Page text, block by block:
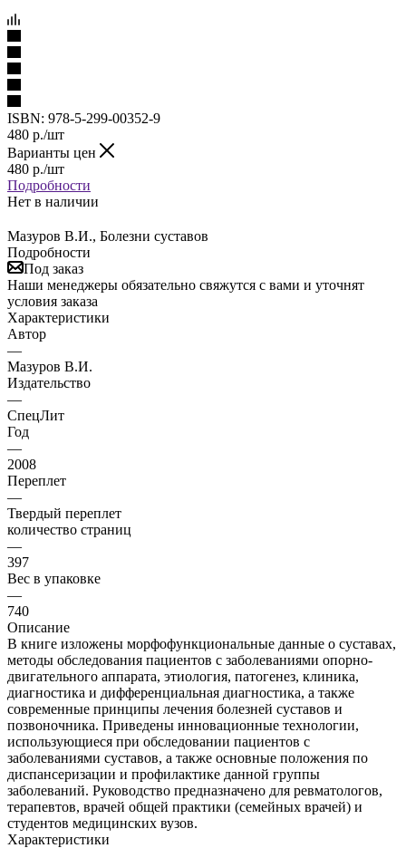
ISBN: 978-5-299-00352-9
480 р./шт
Варианты цен
480 р./шт
Подробности
Нет в наличии
Мазуров В.И., Болезни суставов
Подробности
Под заказ
Наши менеджеры обязательно свяжутся с вами и уточнят
условия заказа
Характеристики
Автор
—
Мазуров В.И.
Издательство
—
СпецЛит
Год
—
2008
Переплет
—
Твердый переплет
количество страниц
—
397
Вес в упаковке
—
740
Описание
В книге изложены морфофункциональные данные о суставах,
методы обследования пациентов с заболеваниями опорно-
двигательного аппарата, этиология, патогенез, клиника,
диагностика и дифференциальная диагностика, а также
современные принципы лечения болезней суставов и
позвоночника. Приведены инновационные технологии,
использующиеся при обследовании пациентов с
заболеваниями суставов, а также основные положения по
диспансеризации и профилактике данной группы
заболеваний. Руководство предназначено для ревматологов,
терапевтов, врачей общей практики (семейных врачей) и
студентов медицинских вузов.
Характеристики